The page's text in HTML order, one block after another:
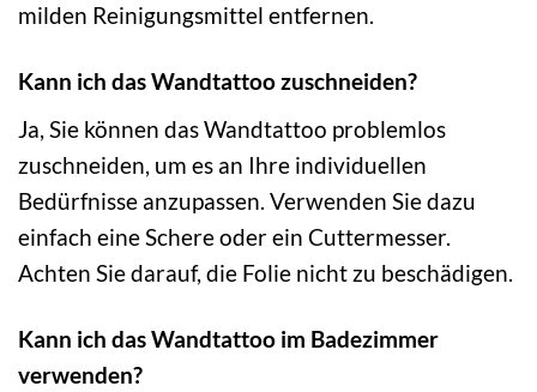
milden Reinigungsmittel entfernen.
Kann ich das Wandtattoo zuschneiden?
Ja, Sie können das Wandtattoo problemlos
zuschneiden, um es an Ihre individuellen
Bedürfnisse anzupassen. Verwenden Sie dazu
einfach eine Schere oder ein Cuttermesser.
Achten Sie darauf, die Folie nicht zu beschädigen.
Kann ich das Wandtattoo im Badezimmer
verwenden?